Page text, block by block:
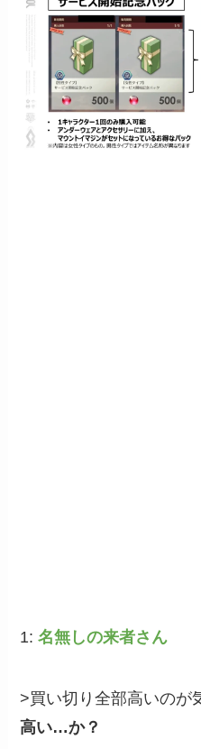
1:名無しの来者さん
>買い切り全部高いのが
高い…か？